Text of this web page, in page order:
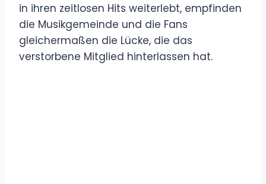
in ihren zeitlosen Hits weiterlebt, empfinden
die Musikgemeinde und die Fans
gleichermaßen die Lücke, die das
verstorbene Mitglied hinterlassen hat.